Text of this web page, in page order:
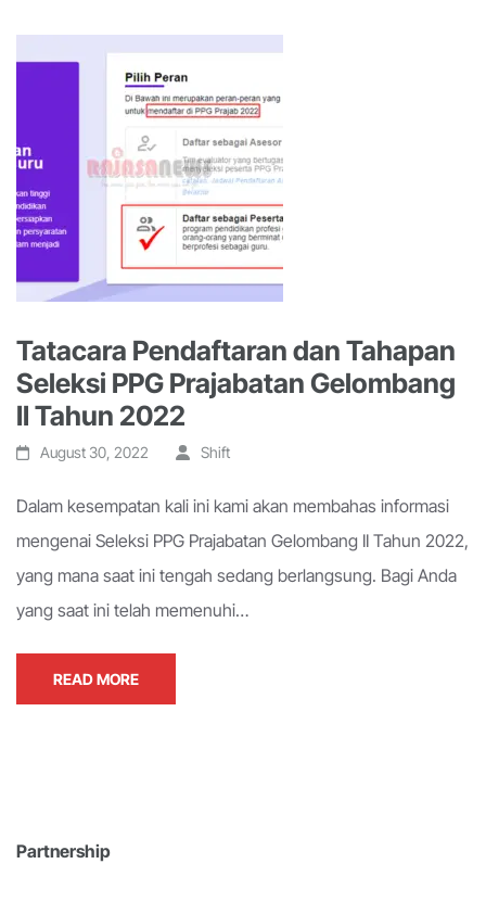
Tatacara Pendaftaran dan Tahapan
Seleksi PPG Prajabatan Gelombang
II Tahun 2022
August 30, 2022 Shift
Dalam kesempatan kali ini kami akan membahas informasi
mengenai Seleksi PPG Prajabatan Gelombang II Tahun 2022,
yang mana saat ini tengah sedang berlangsung. Bagi Anda
yang saat ini telah memenuhi…
READ MORE
Partnership